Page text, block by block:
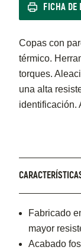
FICHA DE
Copas con
térmico.
torques.
una alta
identificación.
Fabricado
mayor
Acabado